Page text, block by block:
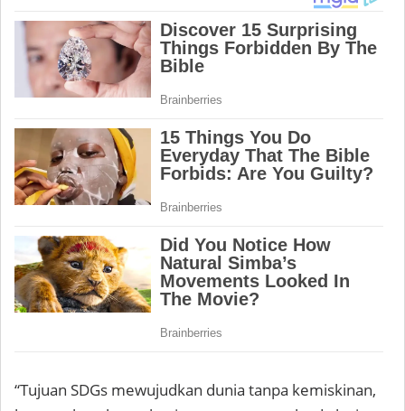
“Tujuan SDGs mewujudkan dunia tanpa kemiskinan,